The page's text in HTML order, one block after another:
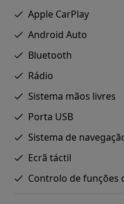
Apple CarPlay
Android Auto
Bluetooth
Rádio
Sistema mãos livres
Porta USB
Sistema de
Ecrã táctil
Controlo de funções